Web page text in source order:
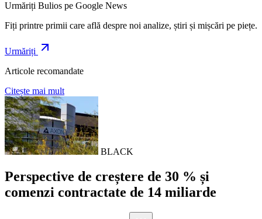
Urmăriți Bulios pe Google News
Fiți printre primii care află despre noi analize, știri și mișcări pe piețe.
Urmăriți
Articole recomandate
Citește mai mult
BLACK
Perspective de creștere de 30 % și
comenzi contractate de 14 miliarde